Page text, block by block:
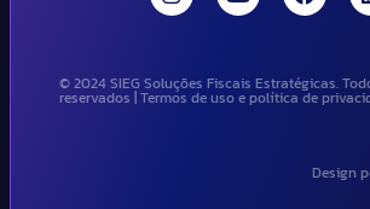
© 2024 SIEG Soluções Fiscais Estratégicas.
reservados | Termos de uso e política de
Design